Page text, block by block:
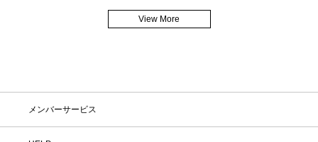
View More
メンバーサービス